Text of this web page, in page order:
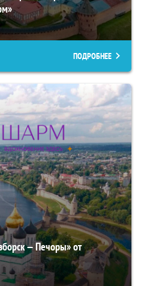
ПОДРОБНЕЕ
— Печоры» от